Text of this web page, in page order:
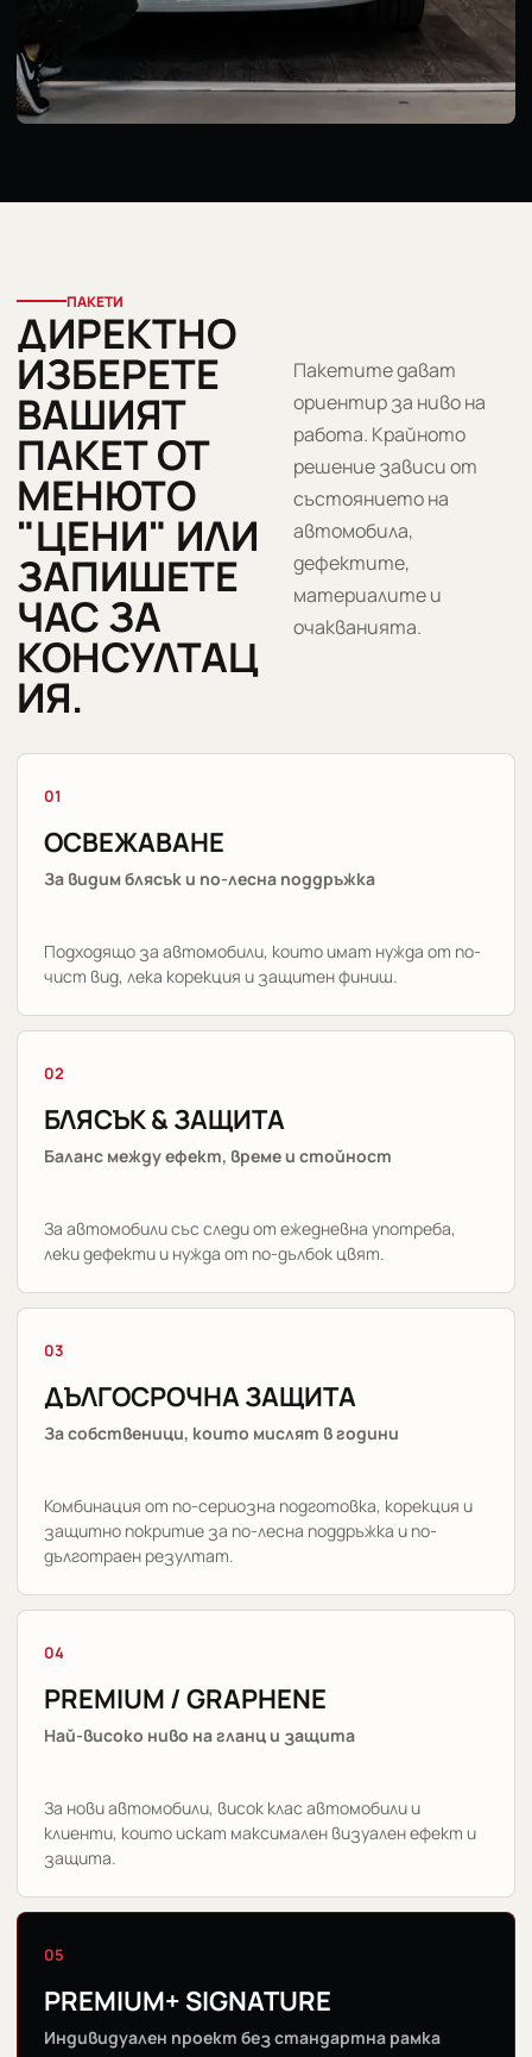
ПАКЕТИ
ДИРЕКТНО
ИЗБЕРЕТЕ
ВАШИЯТ
ПАКЕТ ОТ
МЕНЮТО
"ЦЕНИ" ИЛИ
ЗАПИШЕТЕ
ЧАС ЗА
КОНСУЛТАЦ
ИЯ.
Пакетите дават
ориентир за ниво на
работа. Крайното
решение зависи от
състоянието на
автомобила,
дефектите,
материалите и
очакванията.
01
ОСВЕЖАВАНЕ
За видим блясък и по-лесна поддръжка
Подходящо за автомобили, които имат нужда от по-
чист вид, лека корекция и защитен финиш.
02
БЛЯСЪК & ЗАЩИТА
Баланс между ефект, време и стойност
За автомобили със следи от ежедневна употреба,
леки дефекти и нужда от по-дълбок цвят.
03
ДЪЛГОСРОЧНА ЗАЩИТА
За собственици, които мислят в години
Комбинация от по-сериозна подготовка, корекция и
защитно покритие за по-лесна поддръжка и по-
дълготраен резултат.
04
PREMIUM / GRAPHENE
Най-високо ниво на гланц и защита
За нови автомобили, висок клас автомобили и
клиенти, които искат максимален визуален ефект и
защита.
05
PREMIUM+ SIGNATURE
Индивидуален проект без стандартна рамка